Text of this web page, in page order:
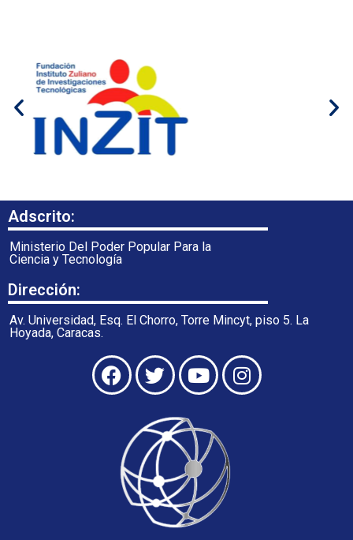
Adscrito:
Ministerio Del Poder Popular Para la
Ciencia y Tecnología
Dirección:
Av. Universidad, Esq. El Chorro, Torre Mincyt, piso 5. La
Hoyada, Caracas.